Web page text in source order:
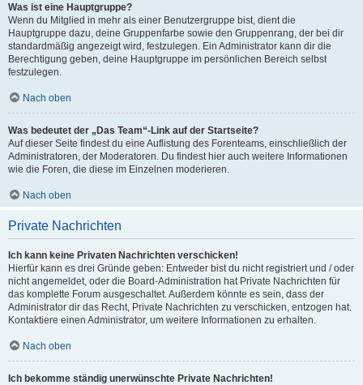
Was ist eine Hauptgruppe?
Wenn du Mitglied in mehr als einer Benutzergruppe bist, dient die
Hauptgruppe dazu, deine Gruppenfarbe sowie den Gruppenrang, der bei dir
standardmäßig angezeigt wird, festzulegen. Ein Administrator kann dir die
Berechtigung geben, deine Hauptgruppe im persönlichen Bereich selbst
festzulegen.
Nach oben
Was bedeutet der „Das Team“-Link auf der Startseite?
Auf dieser Seite findest du eine Auflistung des Forenteams, einschließlich der
Administratoren, der Moderatoren. Du findest hier auch weitere Informationen
wie die Foren, die diese im Einzelnen moderieren.
Nach oben
Private Nachrichten
Ich kann keine Privaten Nachrichten verschicken!
Hierfür kann es drei Gründe geben: Entweder bist du nicht registriert und / oder
nicht angemeldet, oder die Board-Administration hat Private Nachrichten für
das komplette Forum ausgeschaltet. Außerdem könnte es sein, dass der
Administrator dir das Recht, Private Nachrichten zu verschicken, entzogen hat.
Kontaktiere einen Administrator, um weitere Informationen zu erhalten.
Nach oben
Ich bekomme ständig unerwünschte Private Nachrichten!